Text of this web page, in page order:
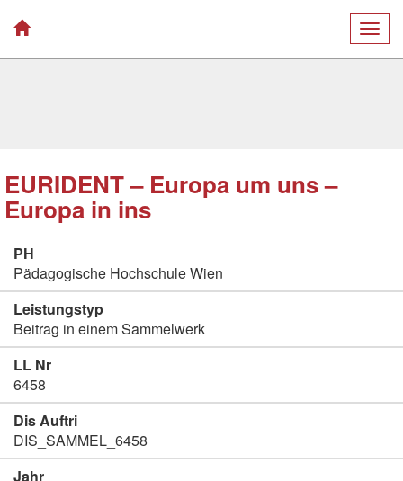
EURIDENT – Europa um uns –
Europa in ins
PH
Pädagogische Hochschule Wien
Leistungstyp
Beitrag in einem Sammelwerk
LL Nr
6458
Dis Auftri
DIS_SAMMEL_6458
Jahr